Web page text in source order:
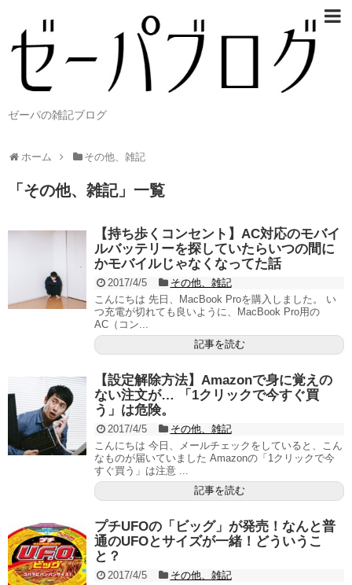
ゼーパの雑記ブログ
ホーム その他、雑記
「 その他、雑記」 一覧
【持ち歩くコンセント】AC対応のモバイ
ルバッテリーを探していたらいつの間に
かモバイルじゃなくなってた話
2017/4/5
その他、雑記
こんにちは 先日、MacBook Proを購入しました。 い
つ充電が切れても良いように、MacBook Pro用の
AC（コン...
記事を読む
【設定解除方法】Amazonで身に覚えの
ない注文が… 「1クリックで今すぐ買
う」は危険。
2017/4/5
その他、雑記
こんにちは 今日、メールチェックをしていると、こん
なものが届いていました Amazonの「1クリックで今
すぐ買う」は注意 ...
記事を読む
プチUFOの「ビッグ」が発売！なんと普
通のUFOとサイズが一緒！どういうこ
と？
2017/4/5
その他、雑記